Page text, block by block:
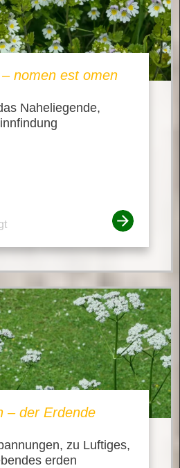
nomen est omen
Naheliegende,
– der Erdende
zu Luftiges,
erden